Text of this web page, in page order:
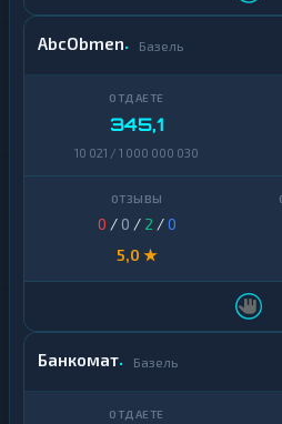
AbcObmen Базель
345,1
10 021 / 1 000 000 030
0 / 0 / 2 /0
5,0 ★
Банкомат Базель